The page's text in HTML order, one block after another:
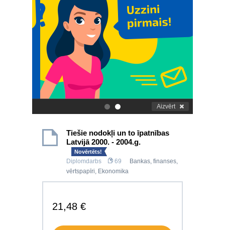
. Aizvērt
Tiešie nodokļi un to īpatnības
Latvijā 2000. - 2004.g.
Novērtēts!
Diplomdarbs 69
Bankas, finanses,
vērtspapīri, Ekonomika
21,48 €